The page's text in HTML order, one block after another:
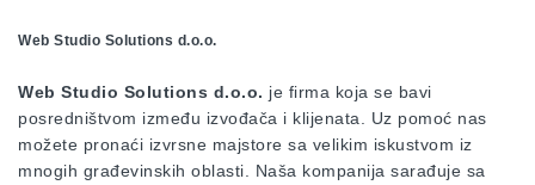
Web Studio Solutions d.o.o.
Web Studio Solutions d.o.o. je firma koja se bavi
posredništvom između izvođača i klijenata. Uz pomoć nas
možete pronaći izvrsne majstore sa velikim iskustvom iz
mnogih građevinskih oblasti. Naša kompanija sarađuje sa